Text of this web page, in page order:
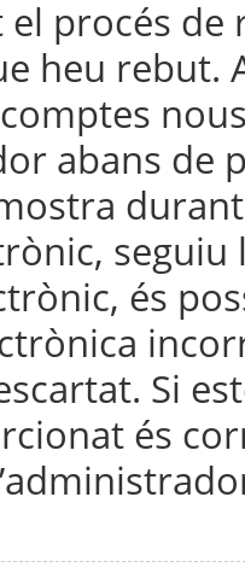
procés de
heu rebut.
abans de
és
Si
és